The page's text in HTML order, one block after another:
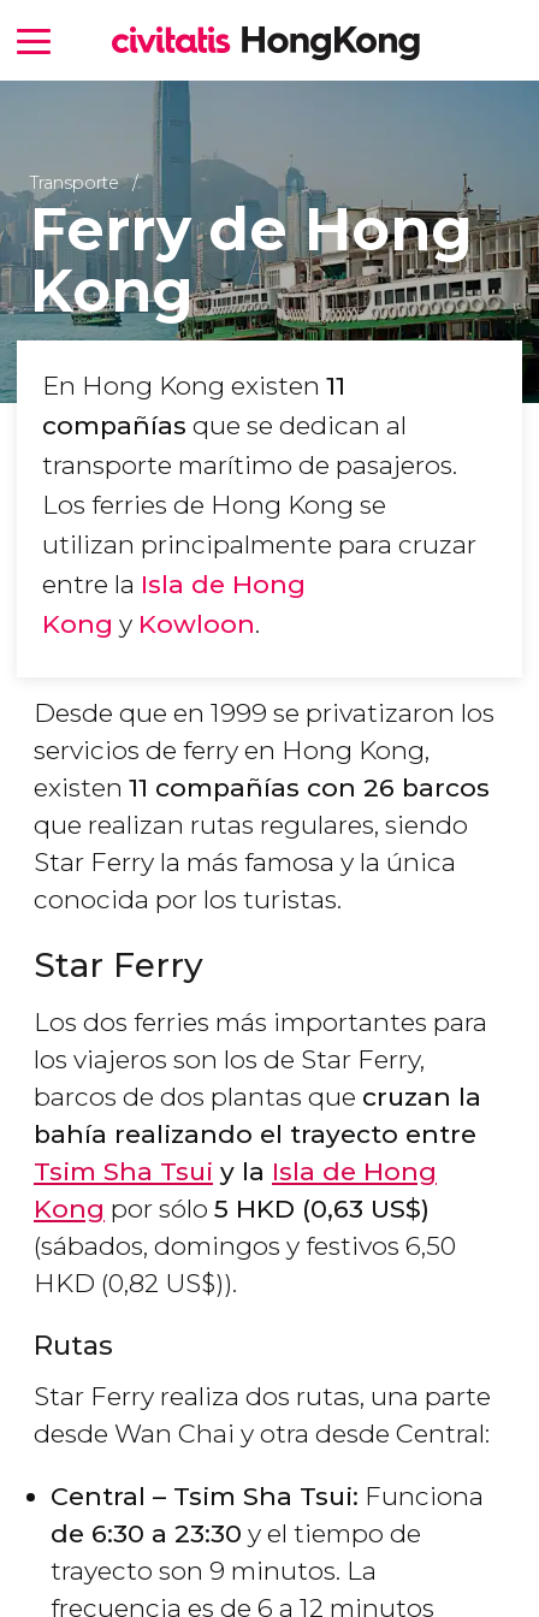
Transporte
Ferry de Hong
Kong
En Hong Kong existen 11
compañías que se dedican al
transporte marítimo de pasajeros.
Los ferries de Hong Kong se
utilizan principalmente para cruzar
entre la Isla de Hong
Kong y Kowloon.
Desde que en 1999 se privatizaron los
servicios de ferry en Hong Kong,
existen 11 compañías con 26 barcos
que realizan rutas regulares, siendo
Star Ferry la más famosa y la única
conocida por los turistas.
Star Ferry
Los dos ferries más importantes para
los viajeros son los de Star Ferry,
barcos de dos plantas que cruzan la
bahía realizando el trayecto entre
Tsim Sha Tsui y la Isla de Hong
Kong por sólo 5 HKD (0,63 US$)
(sábados, domingos y festivos 6,50
HKD (0,82 US$)).
Rutas
Star Ferry realiza dos rutas, una parte
desde Wan Chai y otra desde Central:
Central – Tsim Sha Tsui: Funciona
de 6:30 a 23:30 y el tiempo de
trayecto son 9 minutos. La
frecuencia es de 6 a 12 minutos